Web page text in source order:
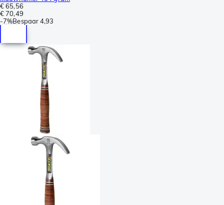
€ 65,56
€ 70,49
-7%Bespaar4,93